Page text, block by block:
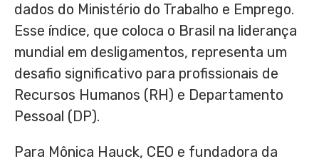
dados do Ministério do Trabalho e Emprego.
Esse índice, que coloca o Brasil na liderança
mundial em desligamentos, representa um
desafio significativo para profissionais de
Recursos Humanos (RH) e Departamento
Pessoal (DP).
Para Mônica Hauck, CEO e fundadora da